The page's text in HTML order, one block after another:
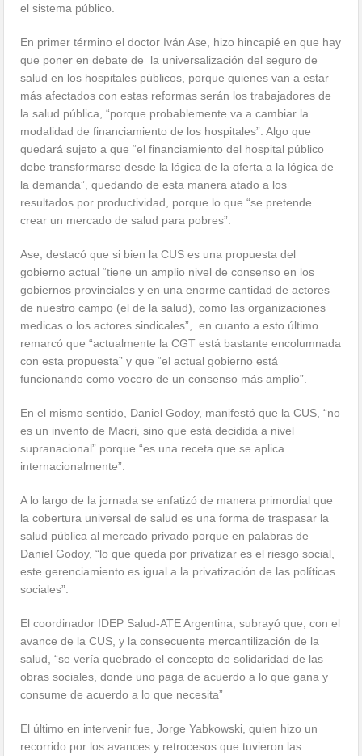
el sistema público.
En primer término el doctor Iván Ase, hizo hincapié en que hay
que poner en debate de la universalización del seguro de
salud en los hospitales públicos, porque quienes van a estar
más afectados con estas reformas serán los trabajadores de
la salud pública, “porque probablemente va a cambiar la
modalidad de financiamiento de los hospitales”. Algo que
quedará sujeto a que“el financiamiento del hospital público
debe transformarse desde la lógica de la oferta a la lógica de
la demanda”, quedando de esta manera atado a los
resultados por productividad, porque lo que “se pretende
crear un mercado de salud para pobres”.
Ase, destacó que si bien la CUS es una propuesta del
gobierno actual“tiene un amplio nivel de consenso en los
gobiernos provinciales y en una enorme cantidad de actores
de nuestro campo (el de la salud), como las organizaciones
medicas o los actores sindicales”, en cuanto a esto último
remarcó que “actualmente la CGT está bastante encolumnada
con esta propuesta” y que “el actual gobierno está
funcionando como vocero de un consenso más amplio”.
En el mismo sentido, Daniel Godoy, manifestó que la CUS, “no
es un invento de Macri, sino que está decidida a nivel
supranacional” porque “es una receta que se aplica
internacionalmente”.
A lo largo de la jornada se enfatizó de manera primordial que
la cobertura universal de salud es una forma de traspasar la
salud pública al mercado privado porque en palabras de
Daniel Godoy, “lo que queda por privatizar es el riesgo social,
este gerenciamiento es igual a la privatización de las políticas
sociales”.
El coordinador IDEP Salud-ATE Argentina, subrayó que, con el
avance de la CUS, y la consecuente mercantilización de la
salud , “se vería quebrado el concepto de solidaridad de las
obras sociales, donde uno paga de acuerdo a lo que gana y
consume de acuerdo a lo que necesita”
El último en intervenir fue, Jorge Yabkowski, quien hizo un
recorrido por los avances y retrocesos que tuvieron las